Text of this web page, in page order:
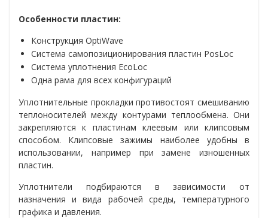
Особенности пластин:
Конструкция OptiWave
Система самопозиционирования пластин PosLoc
Система уплотнения EcoLoc
Одна рама для всех конфигураций
Уплотнительные прокладки противостоят смешиванию
теплоносителей между контурами теплообмена. Они
закрепляются к пластинам клеевым или клипсовым
способом. Клипсовые зажимы наиболее удобны в
использовании, например при замене изношенных
пластин.
Уплотнители подбираются в зависимости от
назначения и вида рабочей среды, температурного
графика и давления.